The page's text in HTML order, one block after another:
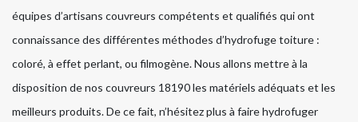
équipes d’artisans couvreurs compétents et qualifiés qui ont
connaissance des différentes méthodes d’hydrofuge toiture :
coloré, à effet perlant, ou filmogène. Nous allons mettre à la
disposition de nos couvreurs 18190 les matériels adéquats et les
meilleurs produits. De ce fait, n’hésitez plus à faire hydrofuger